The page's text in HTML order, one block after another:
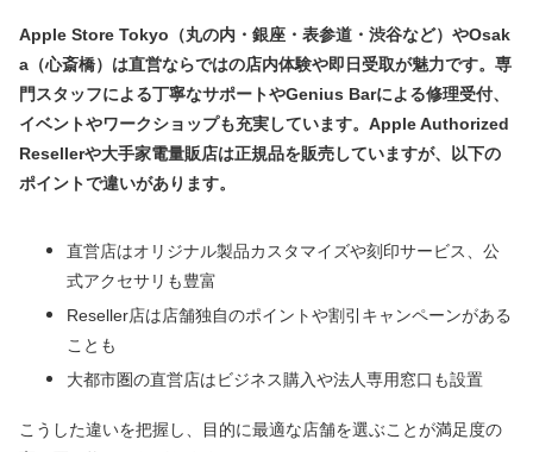
Apple Store Tokyo（丸の内・銀座・表参道・渋谷など）やOsak
a（心斎橋）は直営ならではの店内体験や即日受取が魅力です。専
門スタッフによる丁寧なサポートやGenius Barによる修理受付、
イベントやワークショップも充実しています。Apple Authorized
Resellerや大手家電量販店は正規品を販売していますが、以下の
ポイントで違いがあります。
直営店はオリジナル製品カスタマイズや刻印サービス、公
式アクセサリも豊富
Reseller店は店舗独自のポイントや割引キャンペーンがある
ことも
大都市圏の直営店はビジネス購入や法人専用窓口も設置
こうした違いを把握し、目的に最適な店舗を選ぶことが満足度の